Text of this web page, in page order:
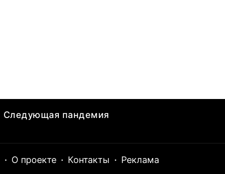
Следующая пандемия
· О проекте · Контакты · Реклама